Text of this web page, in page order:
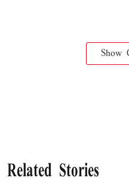
Show
Related Stories